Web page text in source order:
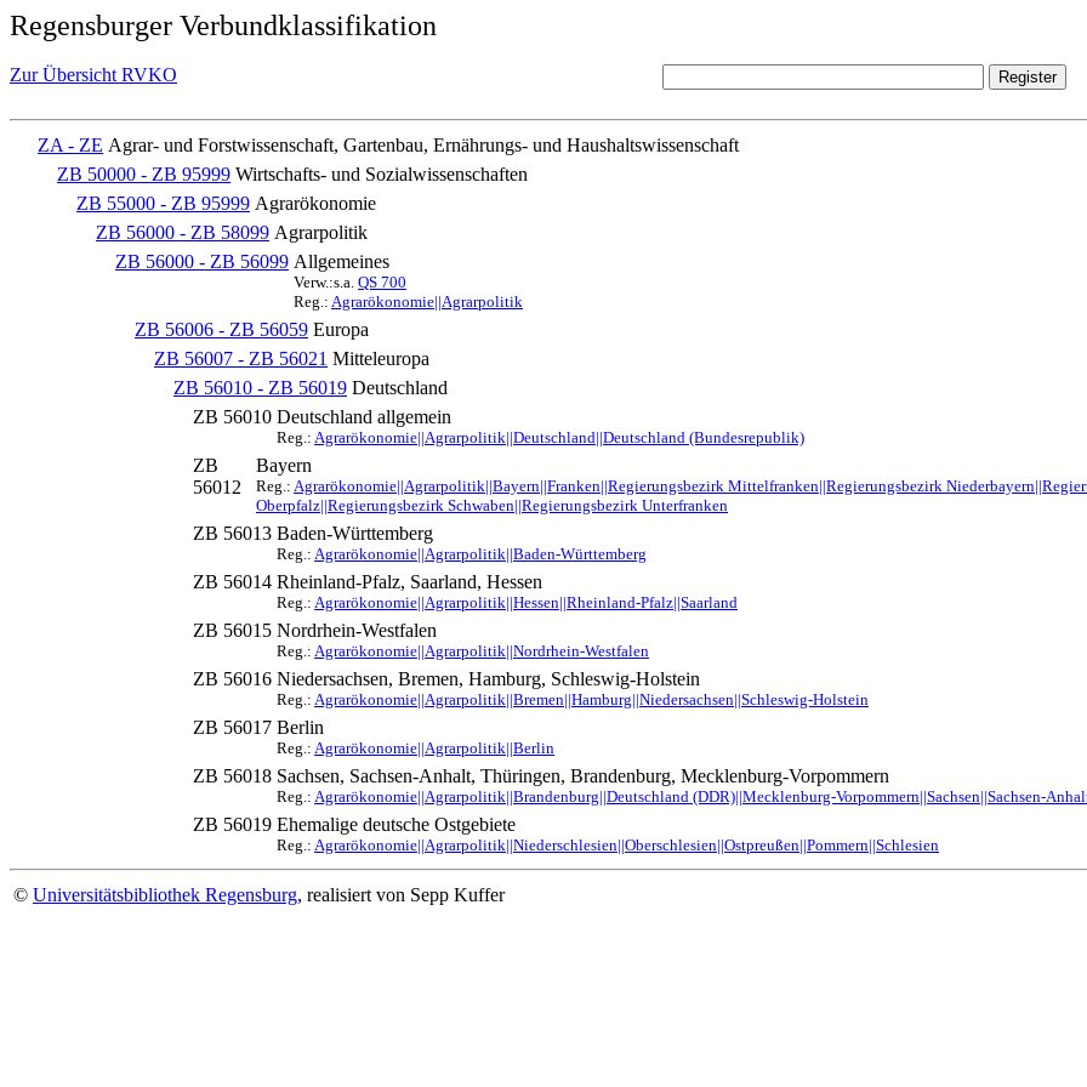
Regensburger Verbundklassifikation
Zur Übersicht RVKO
ZA - ZE Agrar- und Forstwissenschaft, Gartenbau, Ernährungs- und Haushaltswissenschaft
ZB 50000 - ZB 95999 Wirtschafts- und Sozialwissenschaften
ZB 55000 - ZB 95999 Agrarökonomie
ZB 56000 - ZB 58099 Agrarpolitik
ZB 56000 - ZB 56099 Allgemeines
Verw.:s.a. QS 700
Reg.: Agrarökonomie||Agrarpolitik
ZB 56006 - ZB 56059 Europa
ZB 56007 - ZB 56021 Mitteleuropa
ZB 56010 - ZB 56019 Deutschland
ZB 56010 Deutschland allgemein
Reg.: Agrarökonomie||Agrarpolitik||Deutschland||Deutschland (Bundesrepublik)
ZB
56012
Bayern
Reg.: Agrarökonomie||Agrarpolitik||Bayern||Franken||Regierungsbezirk Mittelfranken||Regierungsbezirk
Oberpfalz||Regierungsbezirk Schwaben||Regierungsbezirk Unterfranken
ZB 56013 Baden-Württemberg
Reg.: Agrarökonomie||Agrarpolitik||Baden-Württemberg
ZB 56014 Rheinland-Pfalz, Saarland, Hessen
Reg.: Agrarökonomie||Agrarpolitik||Hessen||Rheinland-Pfalz||Saarland
ZB 56015 Nordrhein-Westfalen
Reg.: Agrarökonomie||Agrarpolitik||Nordrhein-Westfalen
ZB 56016 Niedersachsen, Bremen, Hamburg, Schleswig-Holstein
Reg.: Agrarökonomie||Agrarpolitik||Bremen||Hamburg||Niedersachsen||Schleswig-Holstein
ZB 56017 Berlin
Reg.: Agrarökonomie||Agrarpolitik||Berlin
ZB 56018 Sachsen, Sachsen-Anhalt, Thüringen, Brandenburg, Mecklenburg-Vorpommern
Reg.: Agrarökonomie||Agrarpolitik||Brandenburg||Deutschland (DDR)||Mecklenburg-Vorpommern||Sachsen||Sachsen-
ZB 56019 Ehemalige deutsche Ostgebiete
Reg.: Agrarökonomie||Agrarpolitik||Niederschlesien||Oberschlesien||Ostpreußen||Pommern||Schlesien
© Universitätsbibliothek Regensburg, realisiert von Sepp Kuffer